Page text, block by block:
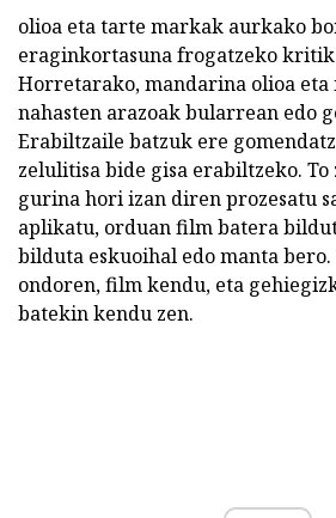
olioa eta tarte markak aurkako
eraginkortasuna frogatzeko
Horretarako, mandarina olioa
nahasten arazoak bularrean edo
Erabiltzaile batzuk ere
zelulitisa bide gisa erabiltzeko.
gurina hori izan diren prozesatu
aplikatu, orduan film batera
bilduta eskuoihal edo manta
ondoren, film kendu, eta
batekin kendu zen.